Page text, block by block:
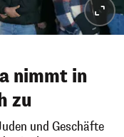
nimmt in
zu
und Geschäfte